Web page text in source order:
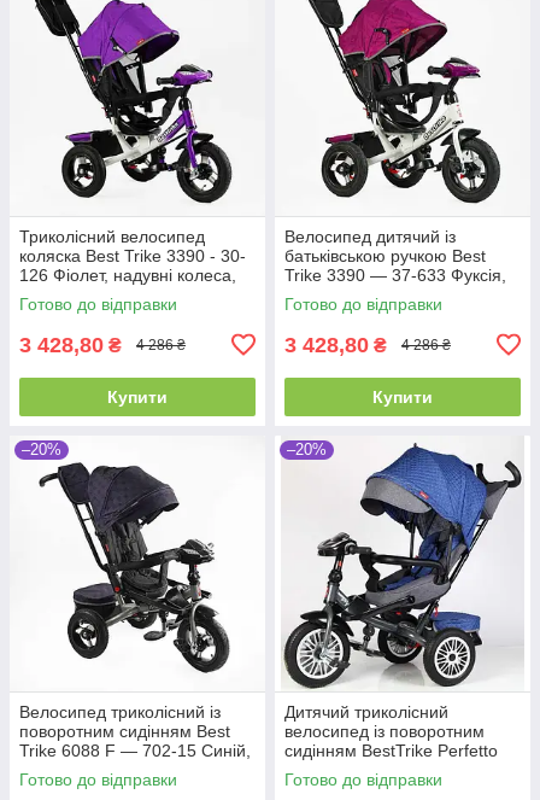
Триколісний велосипед
коляска Best Trike 3390 - 30-
126 Фіолет, надувні колеса,
фара з USB, пульт
Готово до відправки
3 428,80 ₴ 4 286 ₴
Купити
Велосипед дитячий із
батьківською ручкою Best
Trike 3390 — 37-633 Фуксія,
надувні колеса, фара з USB,
пульт
Готово до відправки
3 428,80 ₴ 4 286 ₴
Купити
–20%
Велосипед триколісний із
поворотним сидінням Best
Trike 6088 F — 702-15 Синій,
надувні колеса
Готово до відправки
–20%
Дитячий триколісний
велосипед із поворотним
сидінням BestTrike Perfetto
8066 / 608-70 Синій, надувні
колеса
Готово до відправки